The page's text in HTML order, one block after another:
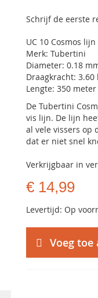
Schrijf de eerste
UC 10 Cosmos lijn
Merk: Tubertini
Diameter: 0.18
Draagkracht: 3.60
Lengte: 350 meter
De Tubertini
vis lijn. De lijn
al vele vissers op
dat er niet snel
Verkrijgbaar in
€ 14,99
Levertijd: Op
Voeg toe